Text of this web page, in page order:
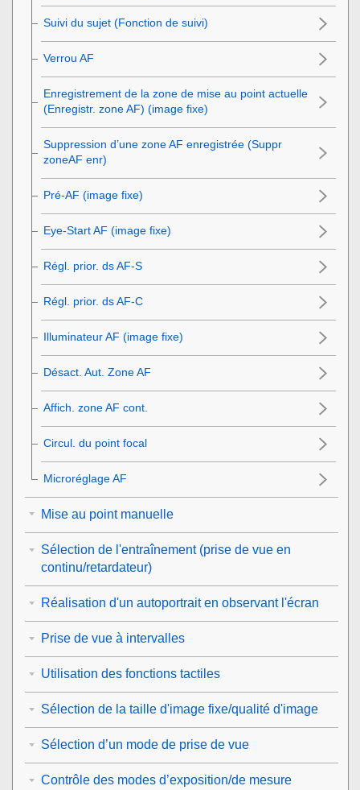
Suivi du sujet (Fonction de suivi)
Verrou AF
Enregistrement de la zone de mise au point actuelle
(Enregistr. zone AF) (image fixe)
Suppression d’une zone AF enregistrée (Suppr
zoneAF enr)
Pré-AF (image fixe)
Eye-Start AF (image fixe)
Régl. prior. ds AF-S
Régl. prior. ds AF-C
Illuminateur AF (image fixe)
Désact. Aut. Zone AF
Affich. zone AF cont.
Circul. du point focal
Microréglage AF
Mise au point manuelle
Sélection de l'entraînement (prise de vue en
continu/retardateur)
Réalisation d'un autoportrait en observant l'écran
Prise de vue à intervalles
Utilisation des fonctions tactiles
Sélection de la taille d'image fixe/qualité d'image
Sélection d’un mode de prise de vue
Contrôle des modes d’exposition/de mesure